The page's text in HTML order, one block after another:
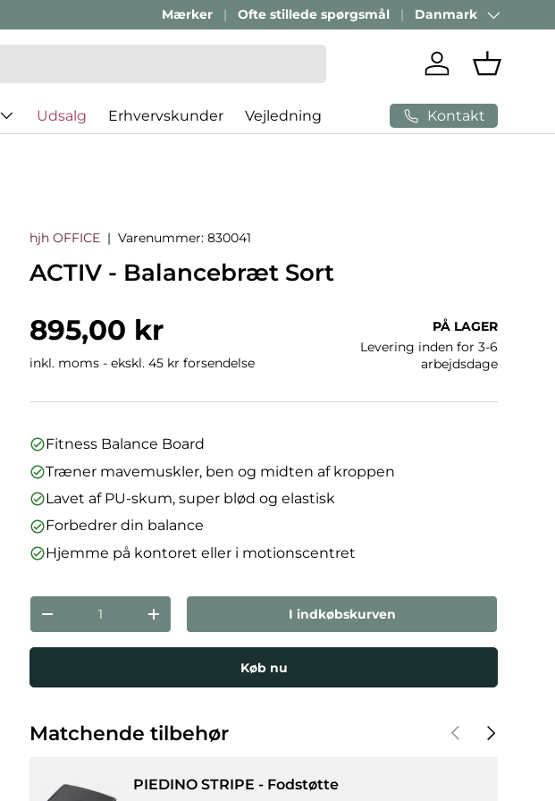
Mærker Ofte stillede spørgsmål Land/Region
Danmark
Log ind
Udsalg Erhvervskunder Vejledning Kontakt
hjh OFFICE |Varenummer: 830041
ACTIV - Balancebræt Sort
Normalpris
895,00 kr
inkl. moms - ekskl. 45 kr forsendelse
PÅ LAGER
Levering inden for 3-6
arbejdsdage
Fitness Balance Board
Træner mavemuskler, ben og midten af kroppen
Lavet af PU-skum, super blød og elastisk
Forbedrer din balance
Hjemme på kontoret eller i motionscentret
Antal
Reducer mængdenForøg mængden I indkøbskurven
Køb nu
Matchende tilbehør ForrigeNæste
PIEDINO STRIPE - Fodstøtte